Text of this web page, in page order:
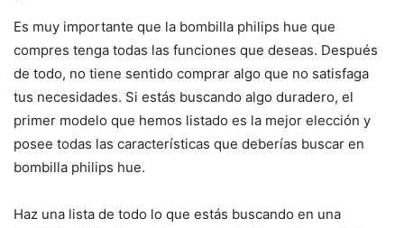
Es muy importante que la bombilla philips hue que
compres tenga todas las funciones que deseas. Después
de todo, no tiene sentido comprar algo que no satisfaga
tus necesidades. Si estás buscando algo duradero, el
primer modelo que hemos listado es la mejor elección y
posee todas las características que deberías buscar en
bombilla philips hue.
Haz una lista de todo lo que estás buscando en una